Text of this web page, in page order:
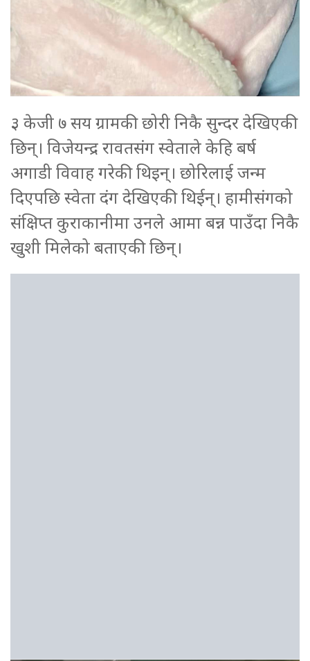
३ केजी ७ सय ग्रामकी छोरी निकै सुन्दर देखिएकी
छिन्। विजेयन्द्र रावतसंग स्वेताले केहि बर्ष
अगाडी विवाह गरेकी थिइन्। छोरिलाई जन्म
दिएपछि स्वेता दंग देखिएकी थिईन्। हामीसंगको
संक्षिप्त कुराकानीमा उनले आमा बन्न पाउँदा निकै
खुशी मिलेको बताएकी छिन्।